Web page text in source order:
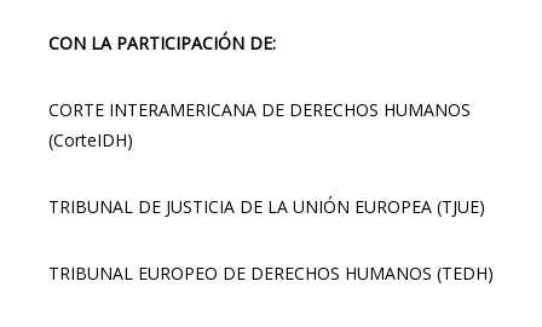
CON LA PARTICIPACIÓN DE:
CORTE INTERAMERICANA DE DERECHOS HUMANOS
(CorteIDH)
TRIBUNAL DE JUSTICIA DE LA UNIÓN EUROPEA (TJUE)
TRIBUNAL EUROPEO DE DERECHOS HUMANOS (TEDH)